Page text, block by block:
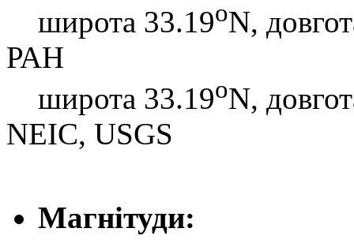
широта 33.19oN,
РАН
широта 33.19oN,
NEIC, USGS
Магнітуди: